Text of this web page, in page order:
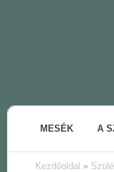
MESÉK A
Kezdőoldal »